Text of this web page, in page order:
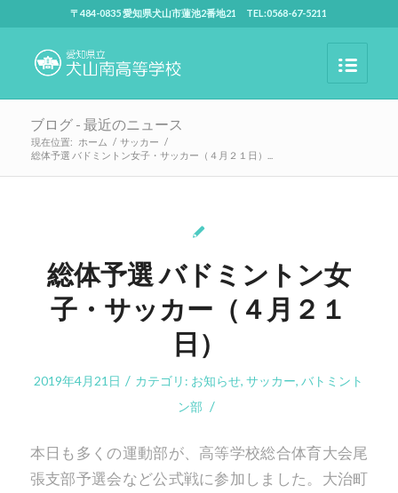
〒484-0835 愛知県犬山市蓮池2番地21 TEL:0568-67-5211
ブログ - 最近のニュース
現在位置: ホーム / サッカー /
総体予選 バドミントン女子・サッカー（４月２１日）...
総体予選 バドミントン女
子・サッカー（４月２１
日）
2019年4月21日 / カテゴリ: お知らせ,サッカー,バトミント
ン部 /
本日も多くの運動部が、高等学校総合体育大会尾
張支部予選会など公式戦に参加しました。大治町